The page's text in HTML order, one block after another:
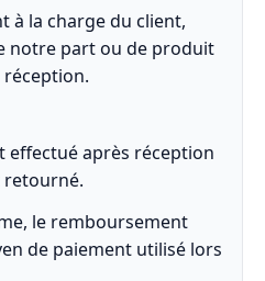
à la charge du client,
notre part ou de produit
effectué après réception
le remboursement
de paiement utilisé lors